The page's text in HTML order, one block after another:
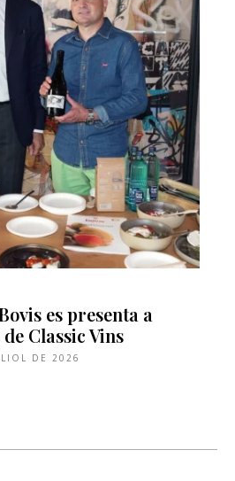
es presenta a
Classic Vins
DE 2026